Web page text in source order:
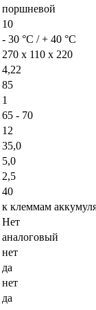
поршневой
10
- 30 °C / + 40 °C
270 x 110 x 220
4,22
85
1
65 - 70
12
35,0
5,0
2,5
40
к клеммам
Нет
аналоговый
нет
да
нет
да